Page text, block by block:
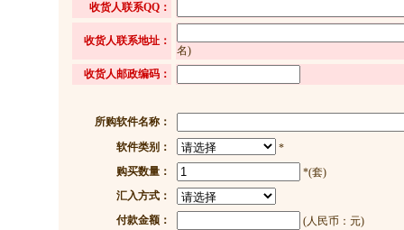
收货人联系QQ：
收货人联系地址：
名)
收货人邮政编码：
所购软件名称：
软件类别：
*
购买数量：
*(套)
汇入方式：
付款金额：
(人民币：元)